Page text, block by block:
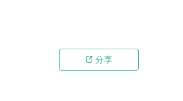
 分享